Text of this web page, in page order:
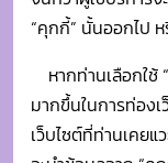
ปรับปรุงคุณภาพกา
การปรับปรุงนโย
เว็บไซต์ของหน่วย
การคุ้มครองข้อมูล